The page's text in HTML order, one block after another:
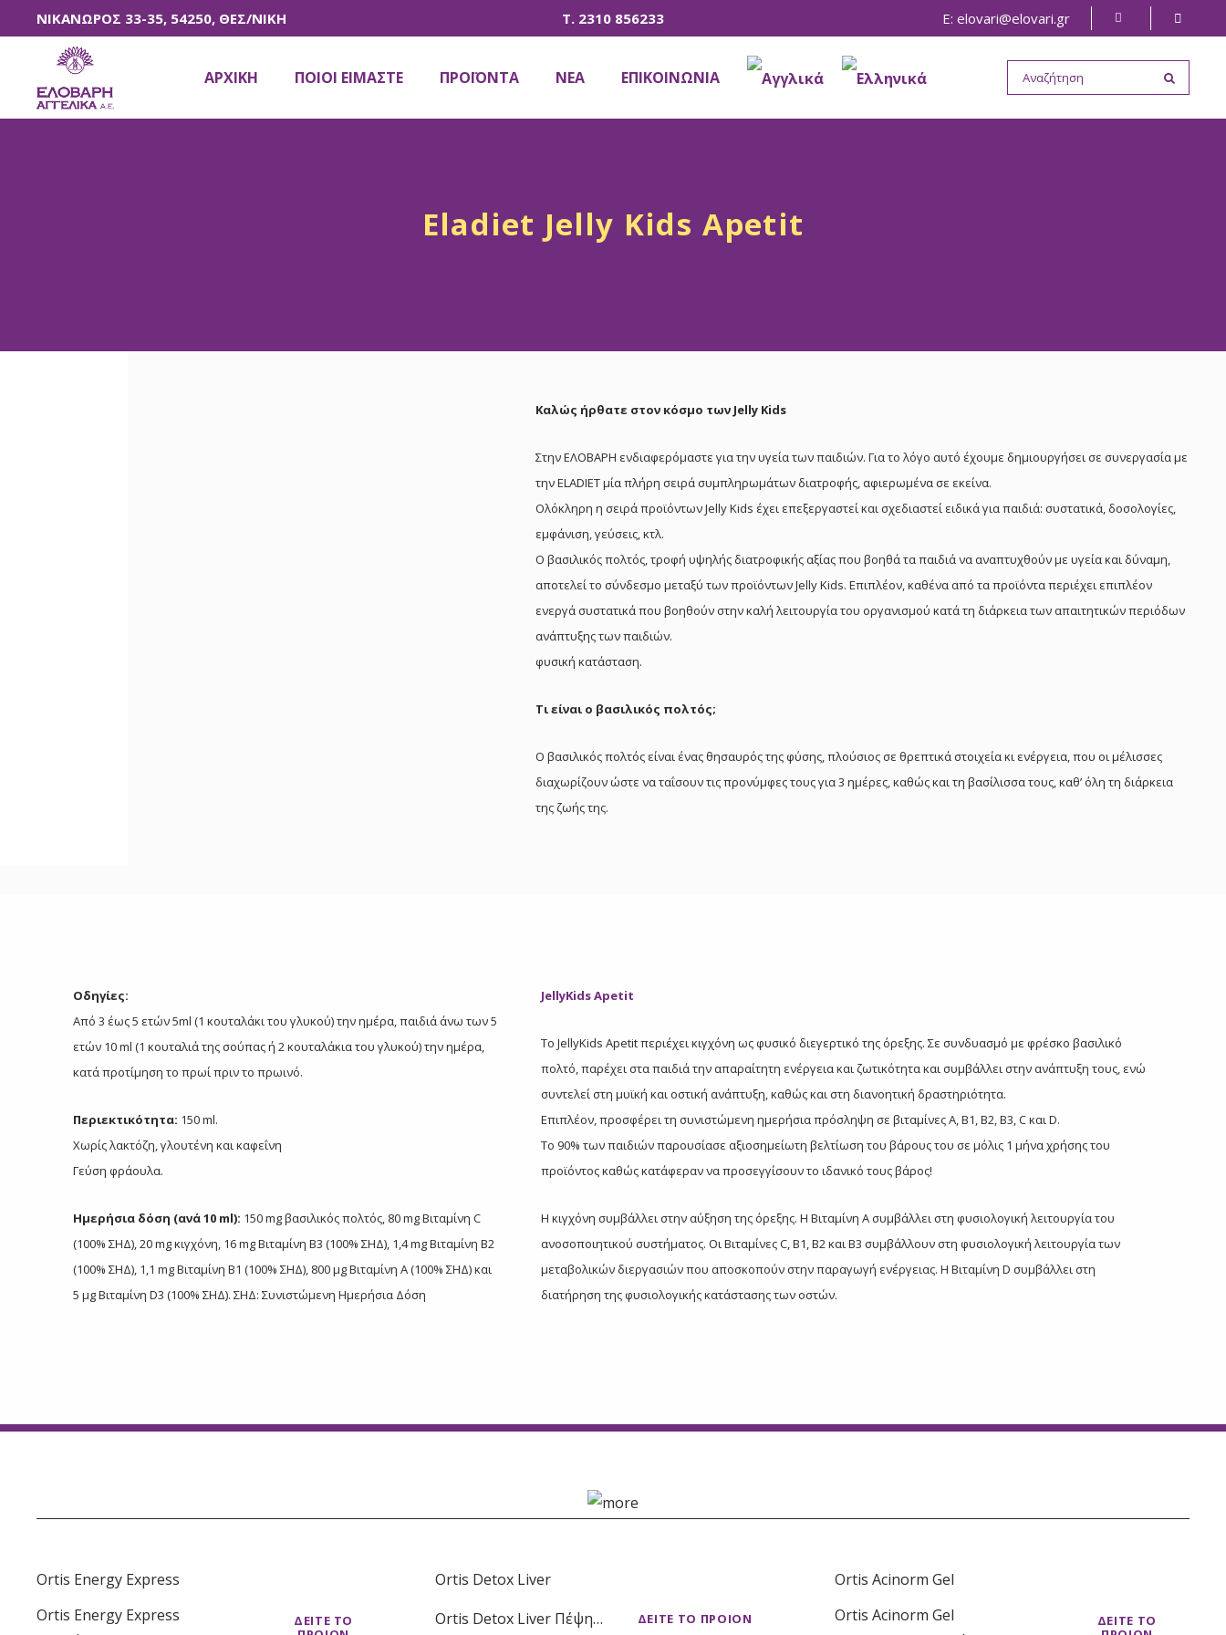
ΝΙΚΑΝΩΡΟΣ 33-35, 54250, ΘΕΣ/ΝΙΚΗ T. 2310 856233 E: elovari@elovari.gr
ΑΡΧΙΚΗ ΠΟΙΟΙ ΕΙΜΑΣΤΕ ΠΡΟΪΟΝΤΑ ΝΕΑ ΕΠΙΚΟΙΝΩΝΙΑ
Eladiet Jelly Kids Apetit
Καλώς ήρθατε στον κόσμο των Jelly Kids
Στην ΕΛΟΒΑΡΗ ενδιαφερόμαστε για την υγεία των παιδιών. Για το λόγο αυτό έχουμε δημιουργήσει σε συνεργασία με
την ELADIET μία πλήρη σειρά συμπληρωμάτων διατροφής, αφιερωμένα σε εκείνα.
Ολόκληρη η σειρά προϊόντων Jelly Kids έχει επεξεργαστεί και σχεδιαστεί ειδικά για παιδιά: συστατικά, δοσολογίες,
εμφάνιση, γεύσεις, κτλ.
Ο βασιλικός πολτός, τροφή υψηλής διατροφικής αξίας που βοηθά τα παιδιά να αναπτυχθούν με υγεία και δύναμη,
αποτελεί το σύνδεσμο μεταξύ των προϊόντων Jelly Kids. Επιπλέον, καθένα από τα προϊόντα περιέχει επιπλέον
ενεργά συστατικά που βοηθούν στην καλή λειτουργία του οργανισμού κατά τη διάρκεια των απαιτητικών περιόδων
ανάπτυξης των παιδιών.
φυσική κατάσταση.
Τι είναι ο βασιλικός πολτός;
Ο βασιλικός πολτός είναι ένας θησαυρός της φύσης, πλούσιος σε θρεπτικά στοιχεία κι ενέργεια, που οι μέλισσες
διαχωρίζουν ώστε να ταΐσουν τις προνύμφες τους για 3 ημέρες, καθώς και τη βασίλισσα τους, καθ’ όλη τη διάρκεια
της ζωής της.
Οδηγίες:
Από 3 έως 5 ετών 5ml (1 κουταλάκι του γλυκού) την ημέρα, παιδιά άνω των 5
ετών 10 ml (1 κουταλιά της σούπας ή 2 κουταλάκια του γλυκού) την ημέρα,
κατά προτίμηση το πρωί πριν το πρωινό.
Περιεκτικότητα: 150 ml.
Χωρίς λακτόζη, γλουτένη και καφεΐνη
Γεύση φράουλα.
Ημερήσια δόση (ανά 10 ml): 150 mg βασιλικός πολτός, 80 mg Βιταμίνη C
(100% ΣΗΔ), 20 mg κιγχόνη, 16 mg Βιταμίνη Β3 (100% ΣΗΔ), 1,4 mg Βιταμίνη Β2
(100% ΣΗΔ), 1,1 mg Βιταμίνη Β1 (100% ΣΗΔ), 800 μg Βιταμίνη Α (100% ΣΗΔ) και
5 μg Βιταμίνη D3 (100% ΣΗΔ). ΣΗΔ: Συνιστώμενη Ημερήσια Δόση
JellyKids Apetit
Το JellyKids Apetit περιέχει κιγχόνη ως φυσικό διεγερτικό της όρεξης. Σε συνδυασμό με φρέσκο βασιλικό
πολτό, παρέχει στα παιδιά την απαραίτητη ενέργεια και ζωτικότητα και συμβάλλει στην ανάπτυξη τους, ενώ
συντελεί στη μυϊκή και οστική ανάπτυξη, καθώς και στη διανοητική δραστηριότητα.
Επιπλέον, προσφέρει τη συνιστώμενη ημερήσια πρόσληψη σε βιταμίνες A, B1, B2, B3, C και D.
To 90% των παιδιών παρουσίασε αξιοσημείωτη βελτίωση του βάρους του σε μόλις 1 μήνα χρήσης του
προϊόντος καθώς κατάφεραν να προσεγγίσουν το ιδανικό τους βάρος!
Η κιγχόνη συμβάλλει στην αύξηση της όρεξης. Η Βιταμίνη Α συμβάλλει στη φυσιολογική λειτουργία του
ανοσοποιητικού συστήματος. Οι Βιταμίνες C, Β1, Β2 και Β3 συμβάλλουν στη φυσιολογική λειτουργία των
μεταβολικών διεργασιών που αποσκοπούν στην παραγωγή ενέργειας. Η Βιταμίνη D συμβάλλει στη
διατήρηση της φυσιολογικής κατάστασης των οστών.
Ortis Energy Express
Ortis Energy Express
ΔΕΙΤΕ ΤΟ
Ortis Detox Liver
Ortis Detox Liver Πέψη…
ΔΕΙΤΕ ΤΟ ΠΡΟΙΟΝ
Ortis Acinorm Gel
Ortis Acinorm Gel
ΔΕΙΤΕ ΤΟ